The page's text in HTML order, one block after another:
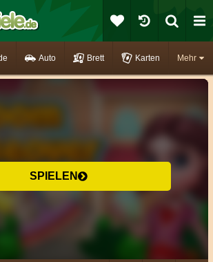
Mehr
Auto Brett Karten
SPIELEN